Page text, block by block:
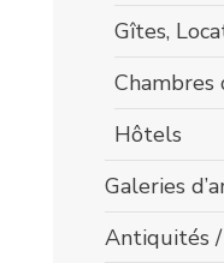
Gîtes,
Chambres
Hôtels
Galeries
Antiquités